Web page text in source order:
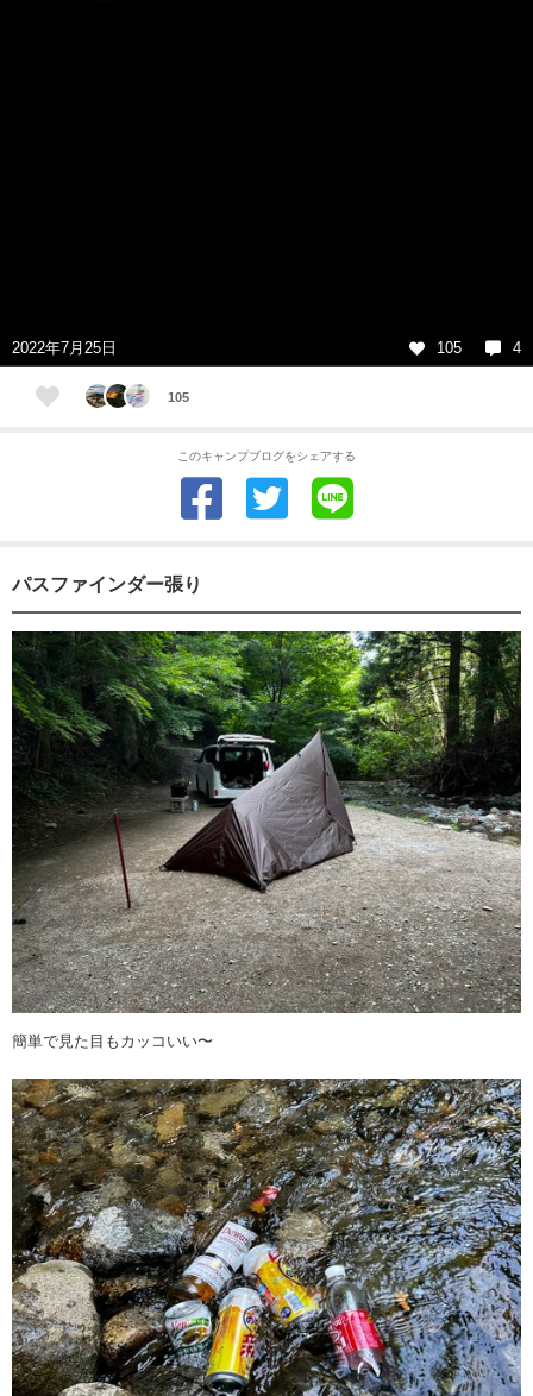
2022年7月25日 105 4
105
このキャンプブログをシェアする
パスファインダー張り
簡単で見た目もカッコいい〜